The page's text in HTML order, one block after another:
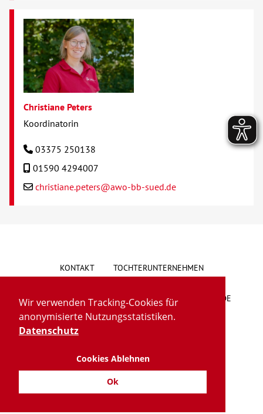
Wir verwenden Tracking-Cookies für
anonymisierte Nutzungsstatistiken.
Datenschutz
Cookies Ablehnen
Ok
Christiane Peters
Koordinatorin
03375 250138
01590 4294007
christiane.peters@awo-bb-sued.de
KONTAKT TOCHTERUNTERNEHMEN
HINWEISGEBERSYSTEM VORSCHLAG/BESCHWERDE
LIEFERKETTENGESETZ
IMPRESSUM DATENSCHUTZ